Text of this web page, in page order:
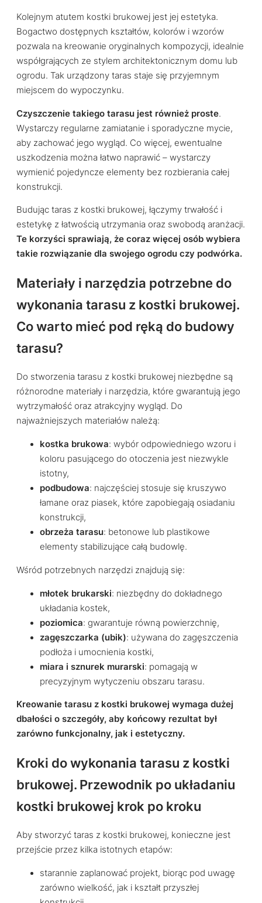
Kolejnym atutem kostki brukowej jest jej estetyka.
Bogactwo dostępnych kształtów, kolorów i wzorów
pozwala na kreowanie oryginalnych kompozycji, idealnie
współgrających ze stylem architektonicznym domu lub
ogrodu. Tak urządzony taras staje się przyjemnym
miejscem do wypoczynku.
Czyszczenie takiego tarasu jest również proste.
Wystarczy regularne zamiatanie i sporadyczne mycie,
aby zachować jego wygląd. Co więcej, ewentualne
uszkodzenia można łatwo naprawić – wystarczy
wymienić pojedyncze elementy bez rozbierania całej
konstrukcji.
Budując taras z kostki brukowej, łączymy trwałość i
estetykę z łatwością utrzymania oraz swobodą aranżacji.
Te korzyści sprawiają, że coraz więcej osób wybiera
takie rozwiązanie dla swojego ogrodu czy podwórka.
Materiały i narzędzia potrzebne do
wykonania tarasu z kostki brukowej.
Co warto mieć pod ręką do budowy
tarasu?
Do stworzenia tarasu z kostki brukowej niezbędne są
różnorodne materiały i narzędzia, które gwarantują jego
wytrzymałość oraz atrakcyjny wygląd. Do
najważniejszych materiałów należą:
kostka brukowa: wybór odpowiedniego wzoru i
koloru pasującego do otoczenia jest niezwykle
istotny,
podbudowa: najczęściej stosuje się kruszywo
łamane oraz piasek, które zapobiegają osiadaniu
konstrukcji,
obrzeża tarasu: betonowe lub plastikowe
elementy stabilizujące całą budowlę.
Wśród potrzebnych narzędzi znajdują się:
młotek brukarski: niezbędny do dokładnego
układania kostek,
poziomica: gwarantuje równą powierzchnię,
zagęszczarka (ubik): używana do zagęszczenia
podłoża i umocnienia kostki,
miara i sznurek murarski: pomagają w
precyzyjnym wytyczeniu obszaru tarasu.
Kreowanie tarasu z kostki brukowej wymaga dużej
dbałości o szczegóły, aby końcowy rezultat był
zarówno funkcjonalny, jak i estetyczny.
Kroki do wykonania tarasu z kostki
brukowej. Przewodnik po układaniu
kostki brukowej krok po kroku
Aby stworzyć taras z kostki brukowej, konieczne jest
przejście przez kilka istotnych etapów:
starannie zaplanować projekt, biorąc pod uwagę
zarówno wielkość, jak i kształt przyszłej